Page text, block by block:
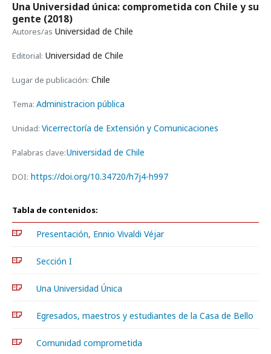
Una Universidad única: comprometida con Chile y su
gente (2018)
Autores/as Universidad de Chile
Editorial: Universidad de Chile
Lugar de publicación: Chile
Tema: Administracion pública
Unidad: Vicerrectoría de Extensión y Comunicaciones
Palabras clave:Universidad de Chile
DOI: https://doi.org/10.34720/h7j4-h997
Tabla de contenidos:
Presentación, Ennio Vivaldi Véjar
Sección I
Una Universidad Única
Egresados, maestros y estudiantes de la Casa de Bello
Comunidad comprometida